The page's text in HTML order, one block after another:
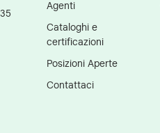
Agenti
Cataloghi e
certificazioni
Posizioni Aperte
Contattaci